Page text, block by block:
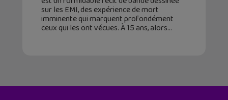
sur les EMI, des expérience de mort
imminente qui marquent profondément
ceux qui les ont vécues. À 15 ans, alors